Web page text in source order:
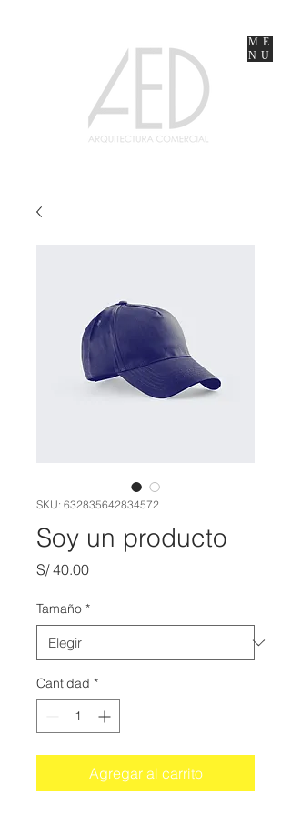
ME
NU
SKU: 632835642834572
Soy un producto
S/ 40.00Precio
Tamaño *
Cantidad *
Agregar al carrito